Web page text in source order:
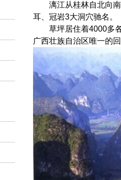
漓江从桂林自北向
耳、冠岩3大洞穴驰名。
草坪居住着4000多
广西壮族自治区唯一的